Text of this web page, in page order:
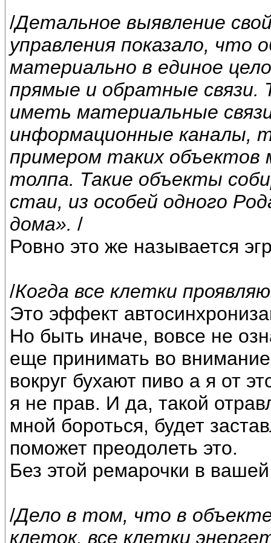
/Детальное выявление
управления показало, что
материально в единое
прямые и обратные
иметь материальные
информационные каналы,
примером таких
толпа. Такие объекты
стаи, из особей одного
дома». /
Ровно это же называется
/Когда все клетки
Это эффект
Но быть иначе, вовсе не
еще принимать во
вокруг бухают пиво а я от
я не прав. И да, такой
мной бороться, будет
поможет преодолеть это.
Без этой ремарочки в
/Дело в том, что в
клеток, все клетки